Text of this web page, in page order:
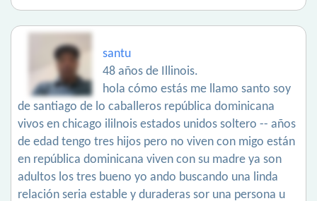
santu
48 años de Illinois.
hola cómo estás me llamo santo soy
de santiago de lo caballeros república dominicana
vivos en chicago ililnois estados unidos soltero -- años
de edad tengo tres hijos pero no viven con migo están
en república dominicana viven con su madre ya son
adultos los tres bueno yo ando buscando una linda
relación seria estable y duraderas sor una persona u